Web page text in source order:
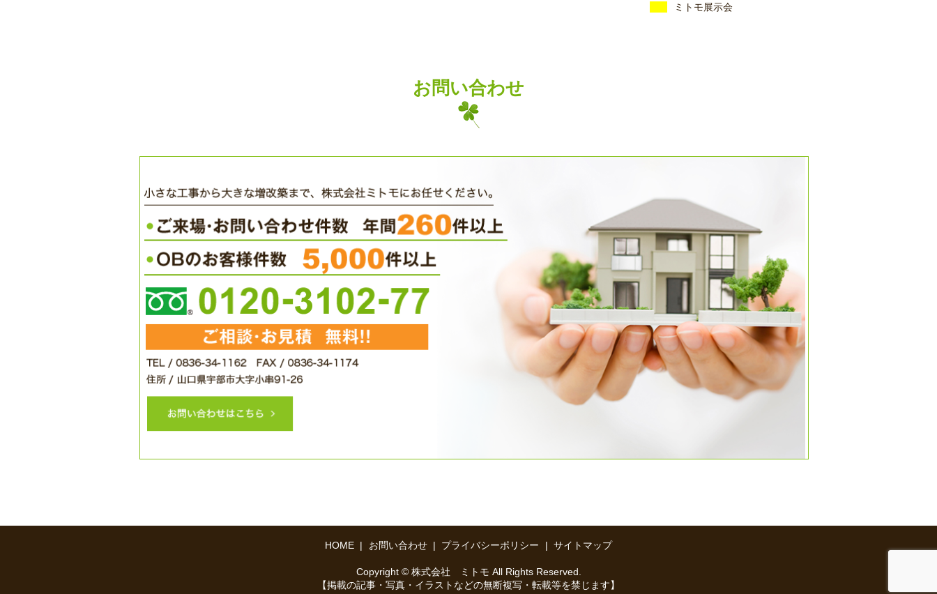
ミトモ展示会
お問い合わせ
HOME お問い合わせ プライバシーポリシー サイトマップ
Copyright © 株式会社 ミトモ All Rights Reserved.
【掲載の記事・写真・イラストなどの無断複写・転載等を禁じます】